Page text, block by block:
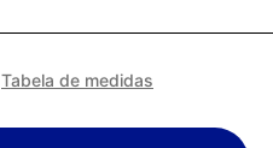
Tabela de medidas